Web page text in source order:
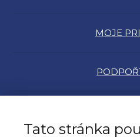
MOJE
Tato stránka